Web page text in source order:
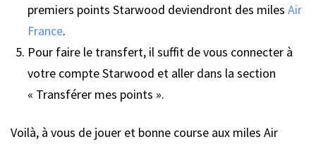
premiers points Starwood deviendront des miles Air
France.
Pour faire le transfert, il suffit de vous connecter à
votre compte Starwood et aller dans la section
« Transférer mes points ».
Voilà, à vous de jouer et bonne course aux miles Air